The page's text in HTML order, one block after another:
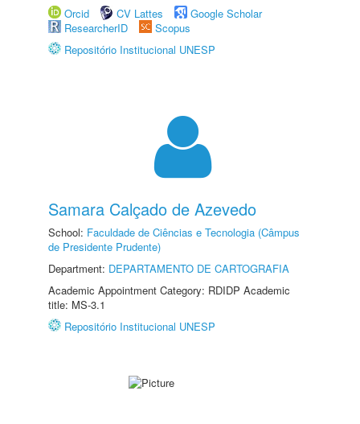
Orcid
CV Lattes
Google Scholar
ResearcherID
Scopus
Repositório Institucional UNESP
Samara Calçado de Azevedo
School: Faculdade de Ciências e Tecnologia (Câmpus
de Presidente Prudente)
Department: DEPARTAMENTO DE CARTOGRAFIA
Academic Appointment Category: RDIDP Academic
title: MS-3.1
Repositório Institucional UNESP